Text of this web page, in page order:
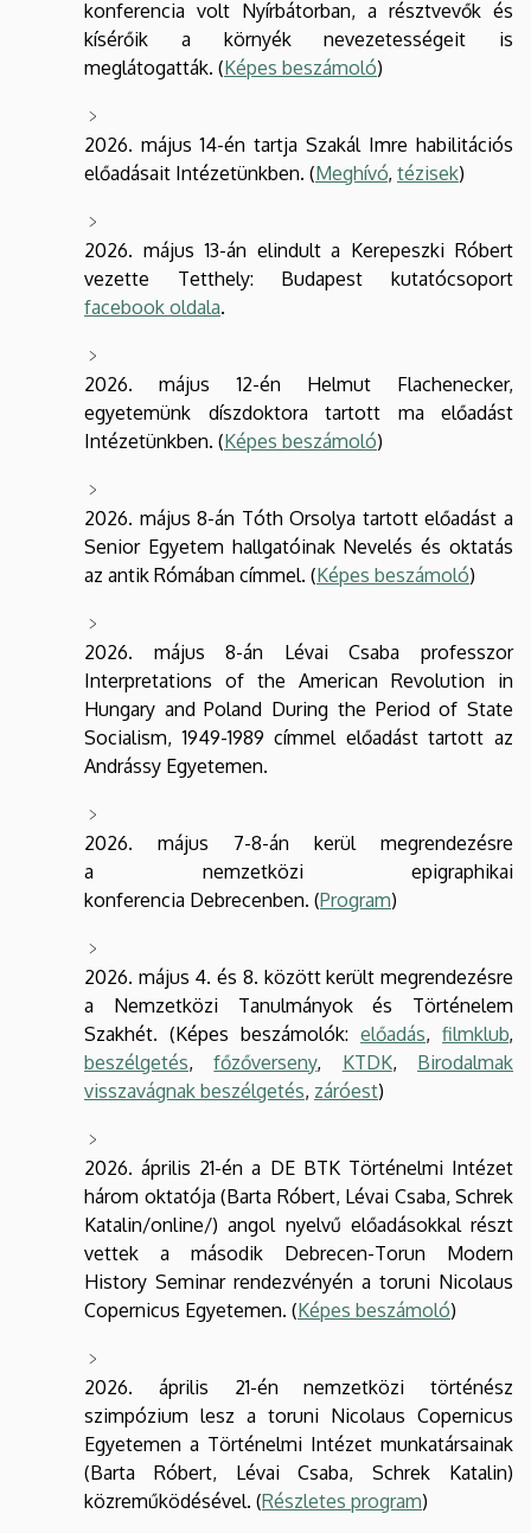
konferencia volt Nyírbátorban, a résztvevők és
kísérőik a környék nevezetességeit is
meglátogatták. (Képes beszámoló)
2026. május 14-én tartja Szakál Imre habilitációs
előadásait Intézetünkben. (Meghívó, tézisek)
2026. május 13-án elindult a Kerepeszki Róbert
vezette Tetthely: Budapest kutatócsoport
facebook oldala.
2026. május 12-én Helmut Flachenecker,
egyetemünk díszdoktora tartott ma előadást
Intézetünkben. (Képes beszámoló)
2026. május 8-án Tóth Orsolya tartott előadást a
Senior Egyetem hallgatóinak Nevelés és oktatás
az antik Rómában címmel. (Képes beszámoló)
2026. május 8-án Lévai Csaba professzor
Interpretations of the American Revolution in
Hungary and Poland During the Period of State
Socialism, 1949-1989 címmel előadást tartott az
Andrássy Egyetemen.
2026. május 7-8-án kerül megrendezésre
a nemzetközi epigraphikai
konferencia Debrecenben. (Program)
2026. május 4. és 8. között került megrendezésre
a Nemzetközi Tanulmányok és Történelem
Szakhét. (Képes beszámolók: előadás, filmklub,
beszélgetés,főzőverseny, KTDK, Birodalmak
visszavágnak beszélgetés, záróest)
2026. április 21-én a DE BTK Történelmi Intézet
három oktatója (Barta Róbert, Lévai Csaba, Schrek
Katalin/online/) angol nyelvű előadásokkal részt
vettek a második Debrecen-Torun Modern
History Seminar rendezvényén a toruni Nicolaus
Copernicus Egyetemen. (Képes beszámoló)
2026. április 21-én nemzetközi történész
szimpózium lesz a toruni Nicolaus Copernicus
Egyetemen a Történelmi Intézet munkatársainak
(Barta Róbert, Lévai Csaba, Schrek Katalin)
közreműködésével. (Részletes program)